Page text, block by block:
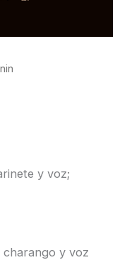
y voz;
charango y voz